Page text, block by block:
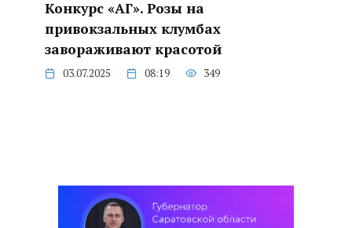
Конкурс «АГ». Розы на
привокзальных клумбах
завораживают красотой
03.07.2025 08:19 349